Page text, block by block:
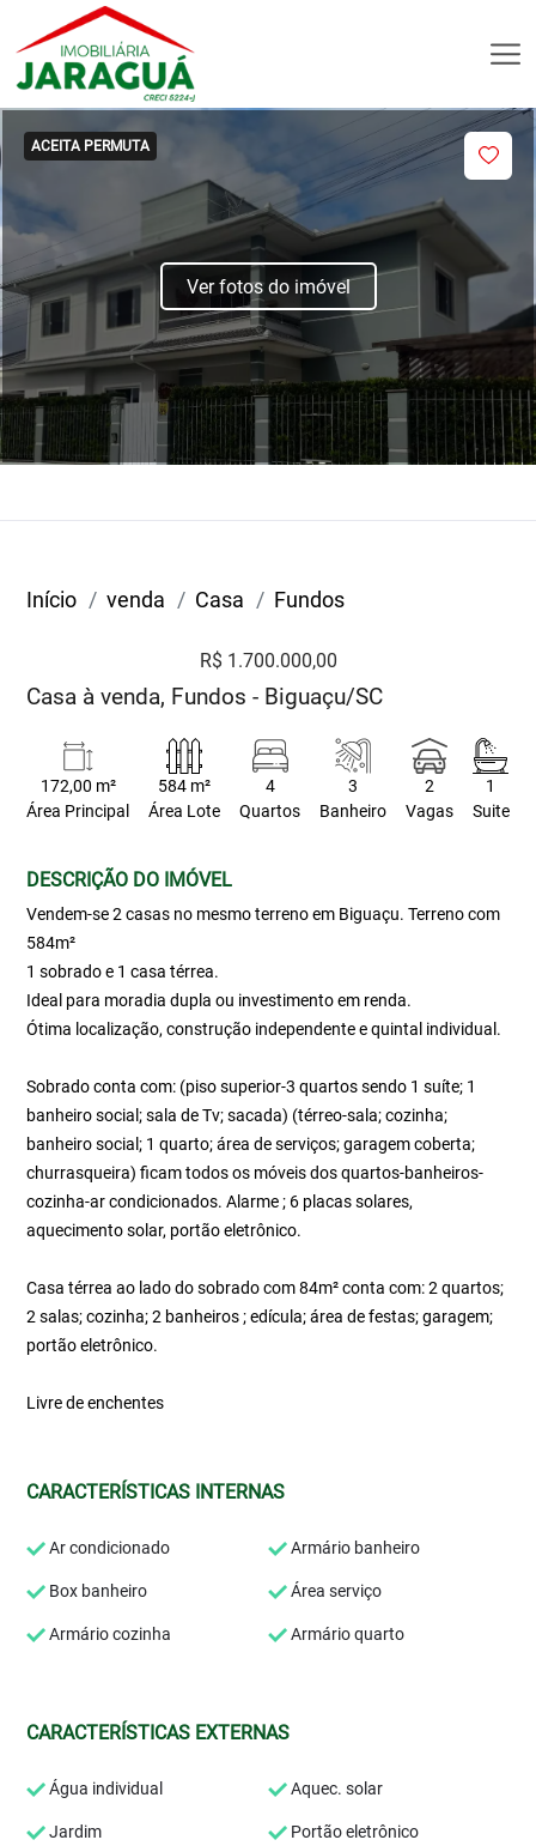
ACEITA PERMUTA
Ver fotos do imóvel
Início venda Casa Fundos
R$ 1.700.000,00
Casa à venda, Fundos - Biguaçu/SC
172,00 m²
Área Principal
584 m²
Área Lote
4
Quartos
3
Banheiro
2
Vagas
1
Suite
DESCRIÇÃO DO IMÓVEL
Vendem-se 2 casas no mesmo terreno em Biguaçu. Terreno com
584m²
1 sobrado e 1 casa térrea.
Ideal para moradia dupla ou investimento em renda.
Ótima localização, construção independente e quintal individual.
Sobrado conta com: (piso superior-3 quartos sendo 1 suíte; 1
banheiro social; sala de Tv; sacada) (térreo-sala; cozinha;
banheiro social; 1 quarto; área de serviços; garagem coberta;
churrasqueira) ficam todos os móveis dos quartos-banheiros-
cozinha-ar condicionados. Alarme ; 6 placas solares,
aquecimento solar, portão eletrônico.
Casa térrea ao lado do sobrado com 84m² conta com: 2 quartos;
2 salas; cozinha; 2 banheiros ; edícula; área de festas; garagem;
portão eletrônico.
Livre de enchentes
CARACTERÍSTICAS INTERNAS
Ar condicionado Armário banheiro
Box banheiro Área serviço
Armário cozinha Armário quarto
CARACTERÍSTICAS EXTERNAS
Água individual Aquec. solar
Jardim Portão eletrônico